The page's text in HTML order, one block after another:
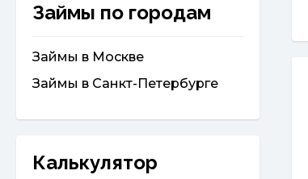
Займы по городам
Займы в Москве
Займы в Санкт-Петербурге
Калькулятор